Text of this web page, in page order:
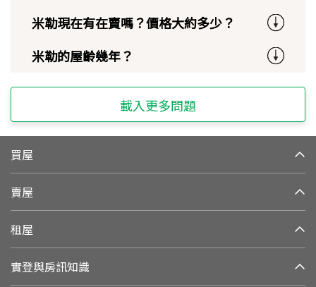
米勒現在有在賣嗎？價格大約多少？
米勒的屋齡幾年？
載入更多問題
買屋
賣屋
租屋
實登與房訊知識